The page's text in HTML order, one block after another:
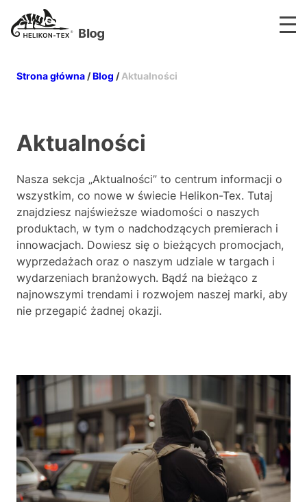
Strona główna /Blog /Aktualności
Aktualności
Nasza sekcja „Aktualności” to centrum informacji o
wszystkim, co nowe w świecie Helikon-Tex. Tutaj
znajdziesz najświeższe wiadomości o naszych
produktach, w tym o nadchodzących premierach i
innowacjach. Dowiesz się o bieżących promocjach,
wyprzedażach oraz o naszym udziale w targach i
wydarzeniach branżowych. Bądź na bieżąco z
najnowszymi trendami i rozwojem naszej marki, aby
nie przegapić żadnej okazji.